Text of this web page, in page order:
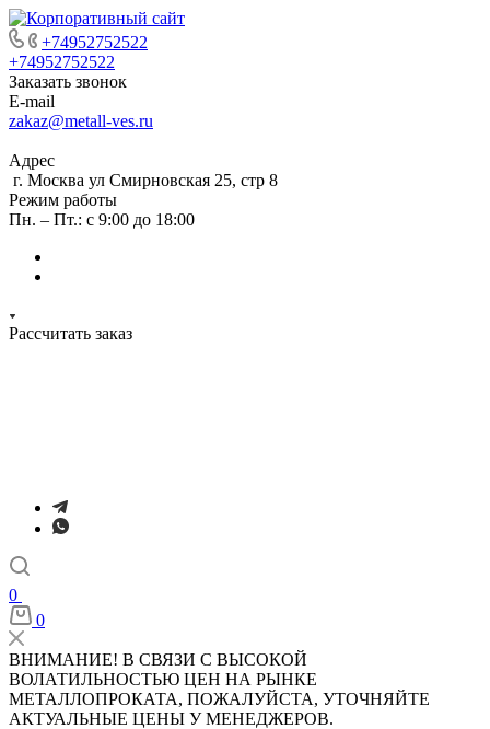
+74952752522
+74952752522
Заказать звонок
E-mail
zakaz@metall-ves.ru
Адрес
г. Москва ул Смирновская 25, стр 8
Режим работы
Пн. – Пт.: с 9:00 до 18:00
Рассчитать заказ
0
0
ВНИМАНИЕ! В СВЯЗИ С ВЫСОКОЙ
ВОЛАТИЛЬНОСТЬЮ ЦЕН НА РЫНКЕ
МЕТАЛЛОПРОКАТА, ПОЖАЛУЙСТА, УТОЧНЯЙТЕ
АКТУАЛЬНЫЕ ЦЕНЫ У МЕНЕДЖЕРОВ.